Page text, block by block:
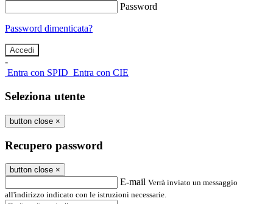
Password
Password dimenticata?
-
Entra con SPID Entra con CIE
Seleziona utente
button close ×
Recupero password
button close ×
E-mail Verrà inviato un messaggio
all'indirizzo indicato con le istruzioni necessarie.